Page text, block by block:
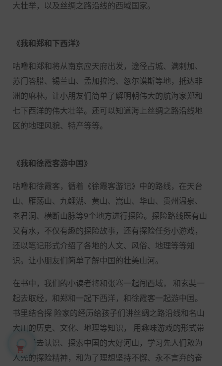
大壮举，以及丝绸之路沿线的西域国家。
《我和郑和下西洋》
咕噜和郑和将从南京应天府出发，途径占城、满剌加、
苏门答腊、锡兰山、孟加拉湾、忽尔谟斯等地，抵达非
洲的麻林。让小朋友们简单了解明朝伟大的航海家郑和
七下西洋的伟大壮举。还可以知道海上丝绸之路沿线地
区的地理风貌、特产等等。
《我和徐霞客游中国》
咕噜和徐霞客，循着《徐霞客游记》中的路线，在天台
山、雁荡山、九鲤湖、黄山、嵩山、华山、贵州温泉、
老君洞、横断山脉等9个地方进行探险。探险路线既有山
又有水，不仅有趣的探险故事，还有探险任务小游戏，
还以笔记形式介绍了各地的人文、风俗、地理等等知
识。让小朋友们简单了解中国的壮美山河。
在书中，我们的小读者将和张骞一起闯西域， 和玄奘一
起去取经，和郑和一起下西洋，和徐霞客一起游中国。
书里结合探 险家的经历给孩子们讲丝绸之路沿线和名山
大川的历史、文化、地理等知识， 用趣味游戏的形式带
领孩子去认识、探索中国的大好河山，学习先人们敢为
人先的探险精神，和为了理想坚持不懈、永不言弃的奋
